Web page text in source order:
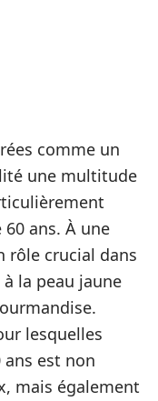
comme un
une multitude
ans. À une
rôle crucial dans
la peau jaune
lesquelles
ans est non
mais également